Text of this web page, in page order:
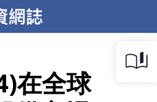
在全球